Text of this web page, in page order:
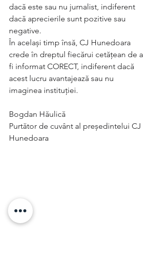
dacă este sau nu jurnalist, indiferent
dacă aprecierile sunt pozitive sau
negative.
În același timp însă, CJ Hunedoara
crede în dreptul fiecărui cetățean de a
fi informat CORECT, indiferent dacă
acest lucru avantajează sau nu
imaginea instituției.
Bogdan Hăulică
Purtător de cuvânt al președintelui CJ
Hunedoara